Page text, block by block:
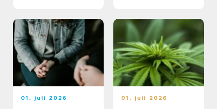
01. juli 2026 01. juli 2026